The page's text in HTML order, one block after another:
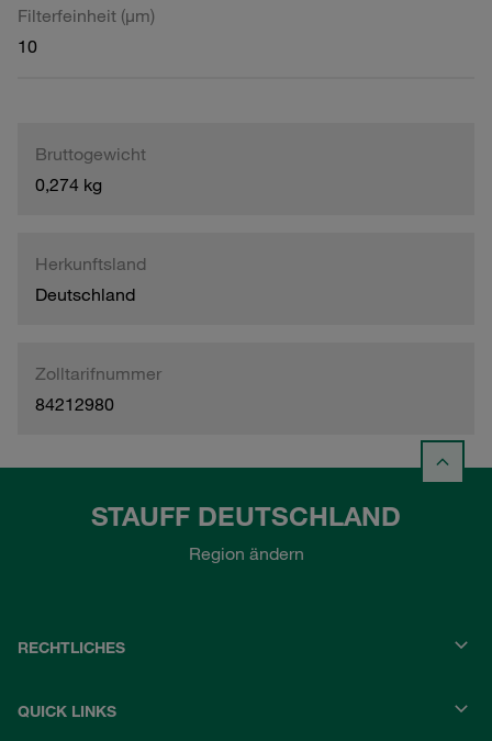
Filterfeinheit (µm)
10
Bruttogewicht
0,274 kg
Herkunftsland
Deutschland
Zolltarifnummer
84212980
STAUFF DEUTSCHLAND
Region ändern
RECHTLICHES
QUICK LINKS